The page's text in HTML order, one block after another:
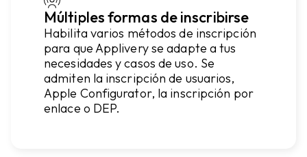
Múltiples formas de inscribirse
Habilita varios métodos de inscripción
para que Applivery se adapte a tus
necesidades y casos de uso. Se
admiten la inscripción de usuarios,
Apple Configurator, la inscripción por
enlace o DEP.